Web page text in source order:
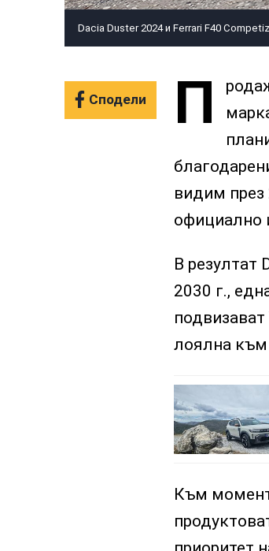
Dacia Duster 2024 и Ferrari F40
Сподели П
видим през
официално
В резултат
2030 г.,
лоялна към
Към